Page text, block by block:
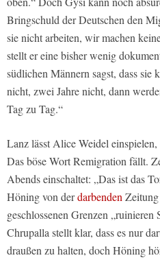
Bringschuld der Deutschen den
sie nicht arbeiten, wir machen
stellt er eine bisher wenig
südlichen Männern sagst, dass sie
nicht, zwei Jahre nicht, dann
Tag zu Tag.“
Lanz lässt Alice Weidel
Das böse Wort Remigration fällt.
Abends einschaltet: „Das ist das
Höning von derdarbenden
geschlossenen Grenzen
Chrupalla stellt klar, dass es nur
draußen zu halten, doch Höning